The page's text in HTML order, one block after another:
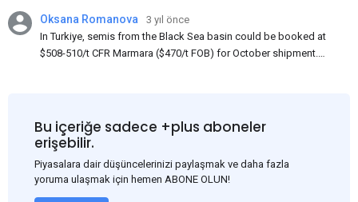
Oksana Romanova
3 yıl önce
In Turkiye, semis from the Black Sea basin could be booked at
$508-510/t CFR Marmara ($470/t FOB) for October shipment.
market. Information about sales of 15,000-20,000 t at $485/t
CFR around two weeks ago was circulating in the market, but it
could not be confirmed at the time of publication. This was a re-
export of Donbas material provided by a Russian mill.
Bu içeriğe sadece +plus aboneler
erişebilir.
Piyasalara dair düşüncelerinizi paylaşmak ve daha fazla
yoruma ulaşmak için hemen ABONE OLUN!